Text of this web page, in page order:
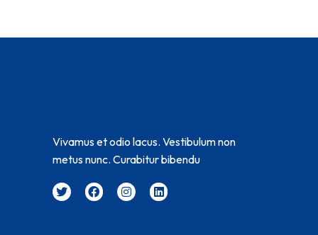
Vivamus et odio lacus. Vestibulum non
metus nunc. Curabitur bibendu